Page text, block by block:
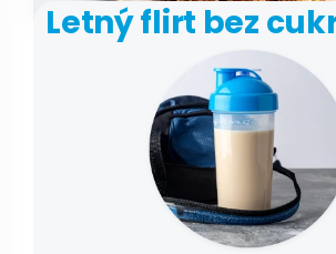
Letný flirt bez